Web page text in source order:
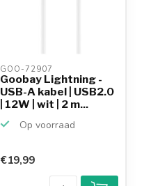
GOO-72907
Goobay Lightning -
USB-A kabel | USB2.0
| 12W | wit | 2 m...
Op voorraad
€19,99